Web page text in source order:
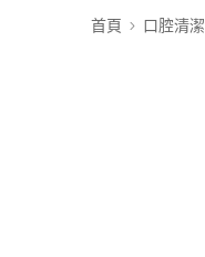
首頁 口腔清潔